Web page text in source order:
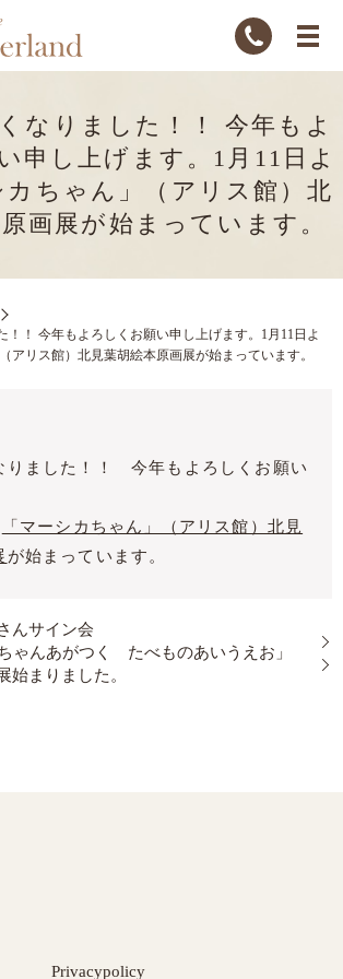
なりました！！ 今年もよ
申し上げます。1月11日よ
カちゃん」（アリス館）北
画展が始まっています。
！！ 今年もよろしくお願い申し上げます。1月11日よ
アリス館）北見葉胡絵本原画展が始まっています。
りました！！ 今年もよろしくお願い
「マーシカちゃん」（アリス館）北見
が始まっています。
んサイン会
ゃんあがつく たべものあいうえお」
始まりました。
Privacypolicy